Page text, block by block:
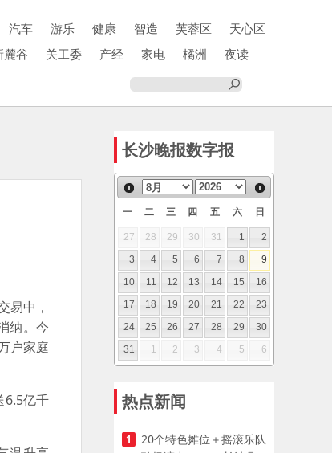
汽车 游乐 健康 智造 芙蓉区
天心区
麓谷 关工委 产经 家电 橘洲
夜读
易中，
纳。今
户家庭
6.5亿千
长沙晚报数字报
一 二 三 四 五 六 日
27 28 29 30 31 1
2
3
4 5 6 7 8
9
10
11 12 13 14 15
16
17
18 19 20 21 22
23
24
25 26 27 28 29
30
31
1 2 3 4 5 6
热点新闻
1
20个特色摊位＋摇滚乐队